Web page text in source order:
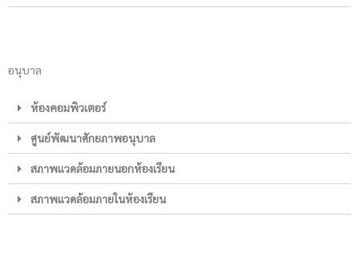
อนุบาล
ห้องคอมพิวเตอร์
ศูนย์พัฒนาศักยภาพอนุบาล
สภาพแวดล้อมภายนอกห้องเรียน
สภาพแวดล้อมภายในห้องเรียน